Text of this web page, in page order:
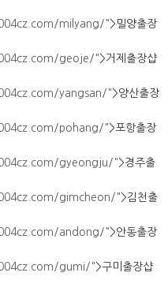
milyang/">밀양출장
geoje/">거제출장샵
yangsan/">양산출장
pohang/">포항출장
gyeongju/">경주출
gimcheon/">김천출
andong/">안동출장
gumi/">구미출장샵